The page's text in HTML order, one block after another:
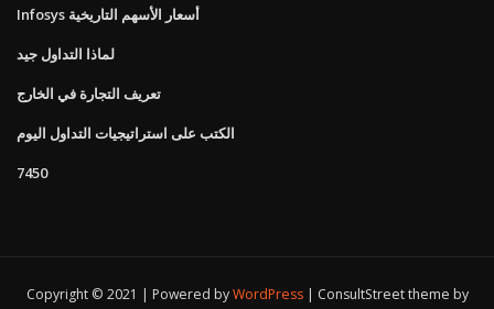
Infosys أسعار الأسهم التاريخية
لماذا التداول جيد
تعريف التجارة في الخارج
الكتب على استراتيجيات التداول اليوم
7450
Copyright © 2021 | Powered byWordPress | ConsultStreet theme by